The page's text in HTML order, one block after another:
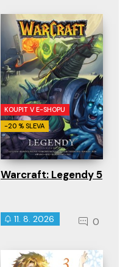
KOUPIT V E-SHOPU
-20 % SLEVA
Warcraft: Legendy 5
11. 8. 2026 0